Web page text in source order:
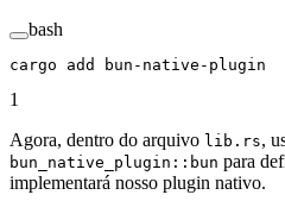
bash
cargo add bun-native-plugin
1
Agora, dentro do arquivo lib.rs,
bun_native_plugin::bun para
implementará nosso plugin nativo.